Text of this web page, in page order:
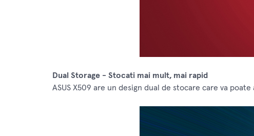
Dual Storage - Stocati mai mult, mai rapid
ASUS X509 are un design dual de stocare care va